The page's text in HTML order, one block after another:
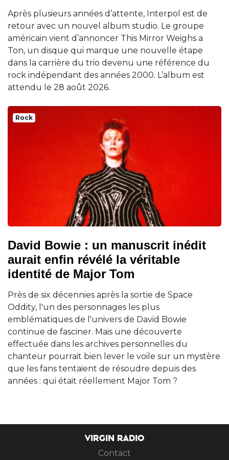
Après plusieurs années d’attente, Interpol est de
retour avec un nouvel album studio. Le groupe
américain vient d’annoncer This Mirror Weighs a
Ton, un disque qui marque une nouvelle étape
dans la carrière du trio devenu une référence du
rock indépendant des années 2000. L’album est
attendu le 28 août 2026.
Rock
David Bowie : un manuscrit inédit
aurait enfin révélé la véritable
identité de Major Tom
Près de six décennies après la sortie de Space
Oddity, l'un des personnages les plus
emblématiques de l'univers de David Bowie
continue de fasciner. Mais une découverte
effectuée dans les archives personnelles du
chanteur pourrait bien lever le voile sur un mystère
que les fans tentaient de résoudre depuis des
années : qui était réellement Major Tom ?
VIRGIN RADIO
Contact